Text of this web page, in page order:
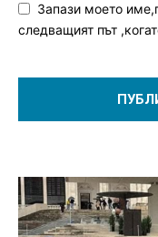
Запази моето
следващият път